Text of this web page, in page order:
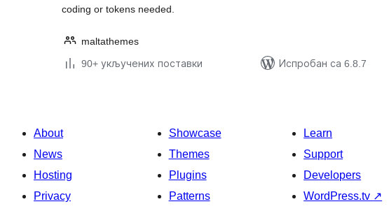
coding or tokens needed.
maltathemes
90+ укључених поставки
Испробан са 6.8.7
About
News
Hosting
Privacy
Showcase
Themes
Plugins
Patterns
Learn
Support
Developers
WordPress.tv ↗